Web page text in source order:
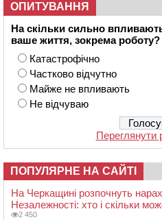
ОПИТУВАННЯ
На скільки сильно
ваше життя, зокрема роботу?
Катастрофічно
Частково відчутно
Майже не впливають
Не відчуваю
Переглянути
ПОПУЛЯРНЕ НА САЙТІ
На Черкащині розпочнуть
Незалежності: хто і скільки
2 450